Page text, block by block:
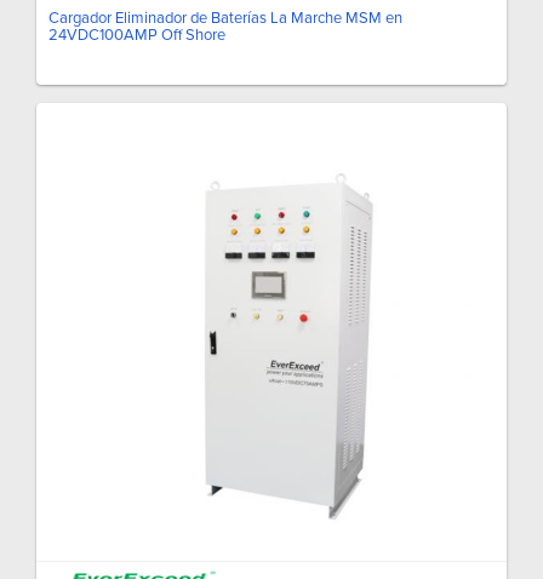
Cargador Eliminador de Baterías La Marche MSM en
24VDC100AMP Off Shore